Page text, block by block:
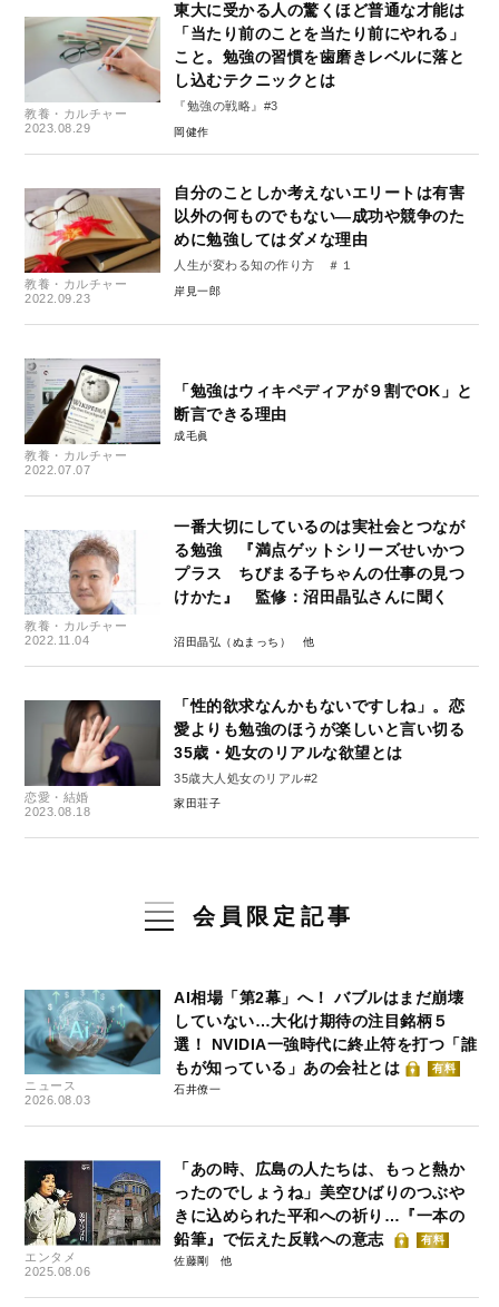
教養・カルチャー
2023.08.29
東大に受かる人の驚くほど普通な才能は
「当たり前のことを当たり前にやれる」
こと。勉強の習慣を歯磨きレベルに落と
し込むテクニックとは
『勉強の戦略』#3
岡健作
教養・カルチャー
2022.09.23
自分のことしか考えないエリートは有害
以外の何ものでもない―成功や競争のた
めに勉強してはダメな理由
人生が変わる知の作り方 ＃１
岸見一郎
教養・カルチャー
2022.07.07
「勉強はウィキペディアが９割でOK」と
断言できる理由
成毛眞
教養・カルチャー
2022.11.04
一番大切にしているのは実社会とつなが
る勉強 『満点ゲットシリーズせいかつ
プラス ちびまる子ちゃんの仕事の見つ
けかた』 監修：沼田晶弘さんに聞く
沼田晶弘（ぬまっち）
恋愛・結婚
2023.08.18
「性的欲求なんかもないですしね」。恋
愛よりも勉強のほうが楽しいと言い切る
35歳・処女のリアルな欲望とは
35歳大人処女のリアル#2
家田荘子
会員限定記事
ニュース
2026.08.03
AI相場「第2幕」へ！ バブルはまだ崩壊
していない…大化け期待の注目銘柄５
選！ NVIDIA一強時代に終止符を打つ「誰
もが知っている」あの会社とは
有料
石井僚一
エンタメ
2025.08.06
「あの時、広島の人たちは、もっと熱か
ったのでしょうね」美空ひばりのつぶや
きに込められた平和への祈り…『一本の
鉛筆』で伝えた反戦への意志
有料
佐藤剛